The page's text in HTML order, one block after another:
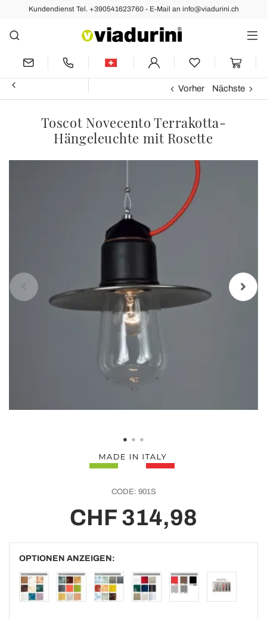
Kundendienst Tel. +390541623760 - E-Mail an info@viadurini.ch
Vorher Nächste
Toscot Novecento Terrakotta-
Hängeleuchte mit Rosette
CODE: 901S
CHF 314,98
OPTIONEN ANZEIGEN: